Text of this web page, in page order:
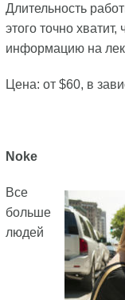
Длительность
этого точно
информацию на
Цена: от $60, в
Noke
Все
больше
людей